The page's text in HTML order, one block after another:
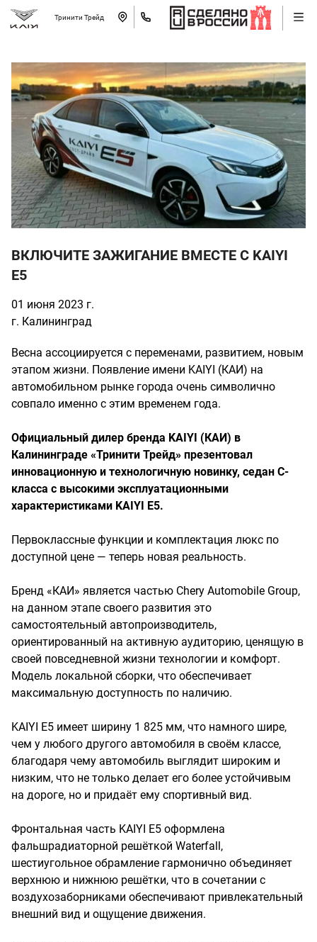
Тринити Трейд
ВКЛЮЧИТЕ ЗАЖИГАНИЕ ВМЕСТЕ С KAIYI
E5
01 июня 2023 г.
г. Калининград
Весна ассоциируется с переменами, развитием, новым
этапом жизни. Появление имени KAIYI (КАИ) на
автомобильном рынке города очень символично
совпало именно с этим временем года.
Официальный дилер бренда KAIYI (КАИ) в
Калининграде «Тринити Трейд» презентовал
инновационную и технологичную новинку, седан С-
класса с высокими эксплуатационными
характеристиками KAIYI E5.
Первоклассные функции и комплектация люкс по
доступной цене — теперь новая реальность.
Бренд «КАИ» является частью Chery Automobile Group,
на данном этапе своего развития это
самостоятельный автопроизводитель,
ориентированный на активную аудиторию, ценящую в
своей повседневной жизни технологии и комфорт.
Модель локальной сборки, что обеспечивает
максимальную доступность по наличию.
KAIYI E5 имеет ширину 1 825 мм, что намного шире,
чем у любого другого автомобиля в своём классе,
благодаря чему автомобиль выглядит широким и
низким, что не только делает его более устойчивым
на дороге, но и придаёт ему спортивный вид.
Фронтальная часть KAIYI E5 оформлена
фальшрадиаторной решёткой Waterfall,
шестиугольное обрамление гармонично объединяет
верхнюю и нижнюю решётки, что в сочетании с
воздухозаборниками обеспечивают привлекательный
внешний вид и ощущение движения.